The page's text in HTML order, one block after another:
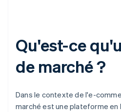
Qu'est-ce
de marché ?
Dans le contexte de l'e-
marché est une plateforme en